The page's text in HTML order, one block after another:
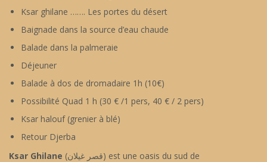
Ksar ghilane ……. Les portes du désert
Baignade dans la source d’eau chaude
Balade dans la palmeraie
Déjeuner
Balade à dos de dromadaire 1h (10€)
Possibilité Quad 1 h (30 € /1 pers, 40 € / 2 pers)
Ksar halouf (grenier à blé)
Retour Djerba
Ksar Ghilane (قصر غيلان) est une oasis du sud de